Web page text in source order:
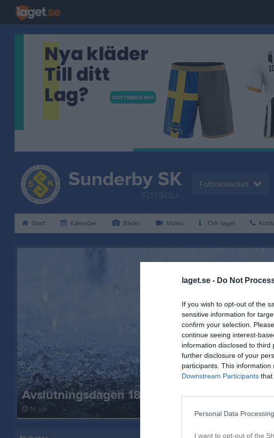
laget.se - Do Not
If you wish to opt-out of the
sensitive information for
confirm your selection.
continue seeing interest-
information disclosed to
further disclosure of your
participants. This
Downstream Participants that
Personal Data
I want to opt-out of the
Sunderby SK
FOTBOLL
Fotbollsskolan
Start Kalender Bilder Video Om laget
Avslutningsdagen 18 juni
16 jun